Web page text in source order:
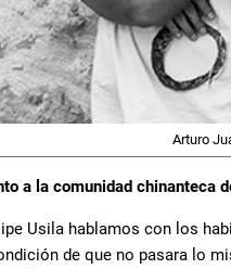
Arturo
a la comunidad chinanteca
Usila hablamos con los
de que no pasara lo